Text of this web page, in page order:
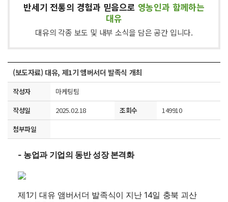
반세기 전통의 경험과 믿음으로 영농인과 함께하는
대유
대유의 각종 보도 및 내부 소식을 담은 공간 입니다.
(보도자료) 대유, 제1기 앰버서더 발족식 개최
작성자
마케팅팀
작성일
2025.02.18 조회수
149910
첨부파일
- 농업과 기업의 동반 성장 본격화
제1기 대유 앰버서더 발족식이 지난 14일 충북 괴산